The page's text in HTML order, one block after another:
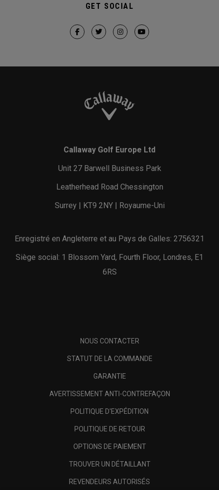
GET SOCIAL
Callaway Golf Europe Ltd
Unit 27 Barwell Business Park
Leatherhead Road Chessington
Surrey | KT9 2NY | Royaume-Uni
Enregistré en Angleterre et au Pays de Galles: 2756321
Siège social: 1 Blossom Yard, Fourth Floor, Londres, E1
6RS
NOUS CONTACTER
STATUT DE LA COMMANDE
GARANTIE
AVERTISSEMENT ANTI-CONTREFAÇON
POLITIQUE D'EXPÉDITION
POLITIQUE DE RETOUR
OPTIONS DE PAIEMENT
TROUVER UN DÉTAILLANT
REVENDEURS AUTORISÉS